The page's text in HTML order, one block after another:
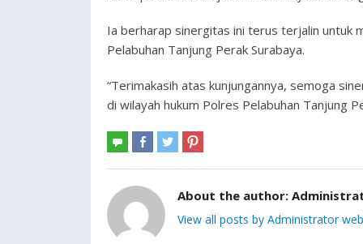
Ia berharap sinergitas ini terus terjalin untuk
Pelabuhan Tanjung Perak Surabaya.
“Terimakasih atas kunjungannya, semoga
di wilayah hukum Polres Pelabuhan Tanjung
About the author:
View all posts by Administrator